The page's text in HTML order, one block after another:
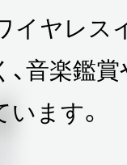
イヤレス
、音楽鑑
ます。